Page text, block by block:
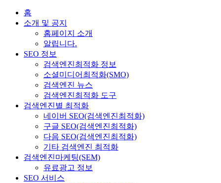
홈
소개 및 공지
홈페이지 소개
알립니다.
SEO 정보
검색엔진최적화 정보
소셜미디어최적화(SMO)
검색엔진 뉴스
검색엔진최적화 도구
검색엔진별 최적화
네이버 SEO(검색엔진최적화)
구글 SEO(검색엔진최적화)
다음 SEO(검색엔진최적화)
기타 검색엔진 최적화
검색엔진마케팅(SEM)
유료광고 정보
SEO 서비스